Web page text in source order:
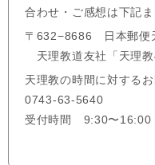
合わせ・ご感想は下記ま
〒632−8686 日本郵便
天理教道友社「天理
天理教の時間に対する
0743-63-5640
受付時間 9:30〜16:00